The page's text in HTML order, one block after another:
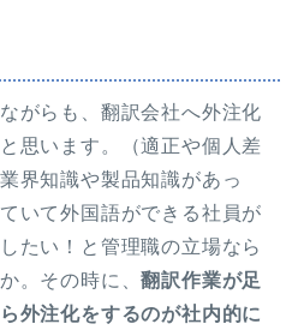
がらも、翻訳会社へ外注化
思います。（適正や個人差
界知識や製品知識があっ
いて外国語ができる社員が
たい！と管理職の立場なら
。その時に、翻訳作業が足
外注化をするのが社内的に